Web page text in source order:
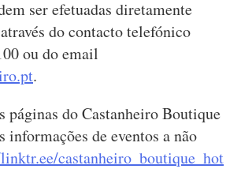
ser efetuadas diretamente
do contacto telefónico
ou do email
.
páginas do Castanheiro Boutique
informações de eventos a não
castanheiro_boutique_hot